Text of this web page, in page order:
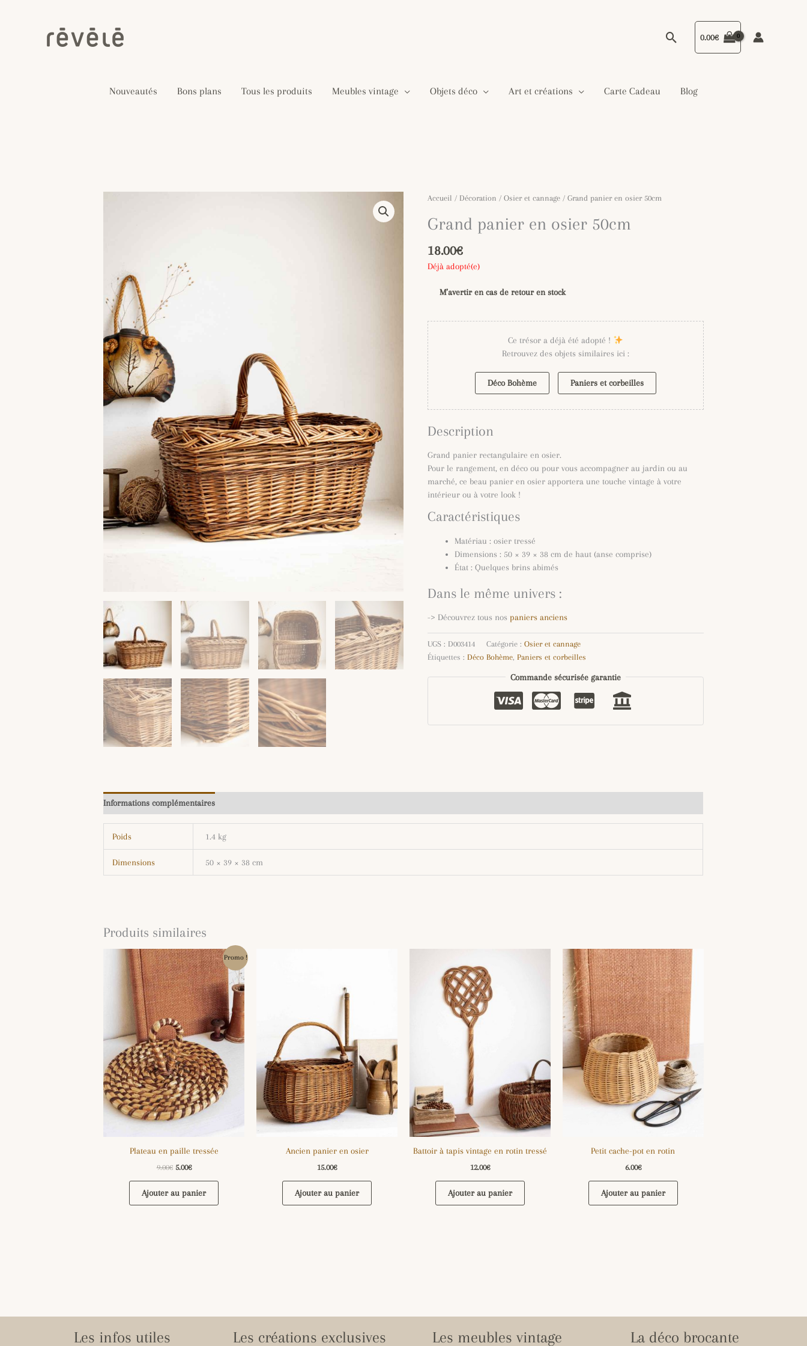
Rechercher
0.00€
Nouveautés Bons plans Tous les produits Meubles vintage Objets déco Art et créations Carte Cadeau Blog
Accueil / Décoration / Osier et cannage / Grand panier en osier 50cm
Grand panier en osier 50cm
18.00€
Déjà adopté(e)
M’avertir en cas de retour en stock
Ce trésor a déjà été adopté !
Retrouvez des objets similaires ici :
Déco Bohème Paniers et corbeilles
Description
Grand panier rectangulaire en osier.
Pour le rangement, en déco ou pour vous accompagner au jardin ou au
marché, ce beau panier en osier apportera une touche vintage à votre
intérieur ou à votre look !
Caractéristiques
Matériau : osier tressé
Dimensions : 50 × 39 × 38 cm de haut (anse comprise)
État : Quelques brins abimés
Dans le même univers :
-> Découvrez tous nos paniers anciens
UGS : D003414 Catégorie : Osier et cannage
Étiquettes : Déco Bohème, Paniers et corbeilles
Commande sécurisée garantie
Informations complémentaires
Poids 1.4 kg
Dimensions 50 × 39 × 38 cm
Produits similaires
Promo !
Plateau en paille tressée
9.00€
Le
prix
initial
était :
9.00€.
5.00€
Le
prix
actuel
est :
5.00€.
Ajouter au panier
Ancien panier en osier
15.00€
Ajouter au panier
Battoir à tapis vintage en rotin tressé
12.00€
Ajouter au panier
Petit cache-pot en rotin
6.00€
Ajouter au panier
Les infos utiles Les créations exclusives Les meubles vintage La déco brocante